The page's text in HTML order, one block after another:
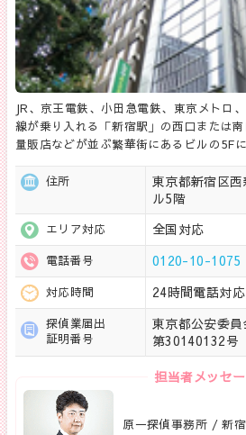
JR、京王電鉄、小田急電鉄、東京メトロ
線が乗り入れる「新宿駅」の西口または
量販店などが並ぶ繁華街にあるビルの5F
住所
東京都新宿区
ル5階
エリア対応 全国対応
電話番号 0120-10-1075
対応時間 24時間電話対応
探偵業届出
証明番号
東京都公安委
第30140132号
担当者メッセ
原一探偵事務所 / 新